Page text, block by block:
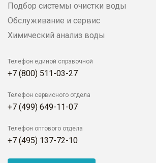
Подбор системы очистки воды
Обслуживание и сервис
Химический анализ воды
Телефон единой справочной
+7 (800) 511-03-27
Телефон сервисного отдела
+7 (499) 649-11-07
Телефон оптового отдела
+7 (495) 137-72-10